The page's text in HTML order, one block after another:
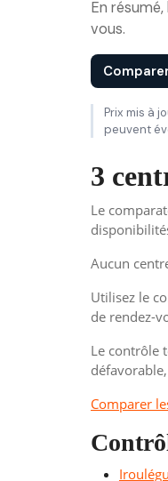
En
vous.
Prix mis à
peuvent
3
Le
Aucun
Utilisez le
de rendez-
Le contrôle
Comparer